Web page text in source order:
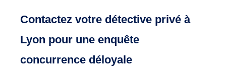
Contactez votre détective privé à
Lyon pour une enquête
concurrence déloyale